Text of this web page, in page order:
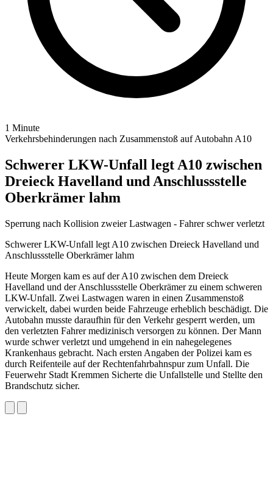
1 Minute
Verkehrsbehinderungen nach Zusammenstoß auf Autobahn A10
Schwerer LKW-Unfall legt A10 zwischen
Dreieck Havelland und Anschlussstelle
Oberkrämer lahm
Sperrung nach Kollision zweier Lastwagen - Fahrer schwer verletzt
Schwerer LKW-Unfall legt A10 zwischen Dreieck Havelland und
Anschlussstelle Oberkrämer lahm
Heute Morgen kam es auf der A10 zwischen dem Dreieck
Havelland und der Anschlussstelle Oberkrämer zu einem schweren
LKW-Unfall. Zwei Lastwagen waren in einen Zusammenstoß
verwickelt, dabei wurden beide Fahrzeuge erheblich beschädigt. Die
Autobahn musste daraufhin für den Verkehr gesperrt werden, um
den verletzten Fahrer medizinisch versorgen zu können. Der Mann
wurde schwer verletzt und umgehend in ein nahegelegenes
Krankenhaus gebracht. Nach ersten Angaben der Polizei kam es
durch Reifenteile auf der Rechtenfahrbahnspur zum Unfall. Die
Feuerwehr Stadt Kremmen Sicherte die Unfallstelle und Stellte den
Brandschutz sicher.